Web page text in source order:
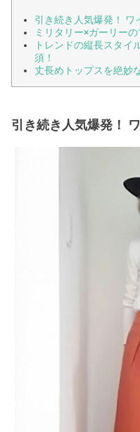
引き続き人気爆発！
ミリタリー×ガーリー
トレンドの縦長スタイ
須！
丈長めトップスを絶妙
引き続き人気爆発！